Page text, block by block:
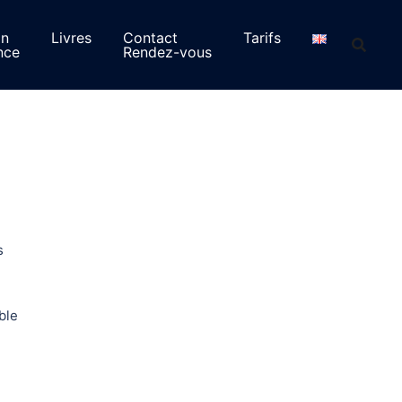
Livres
Contact
Rendez-vous
Tarifs